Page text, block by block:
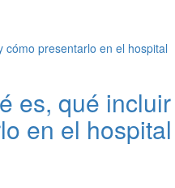
es, qué incluir
en el hospital